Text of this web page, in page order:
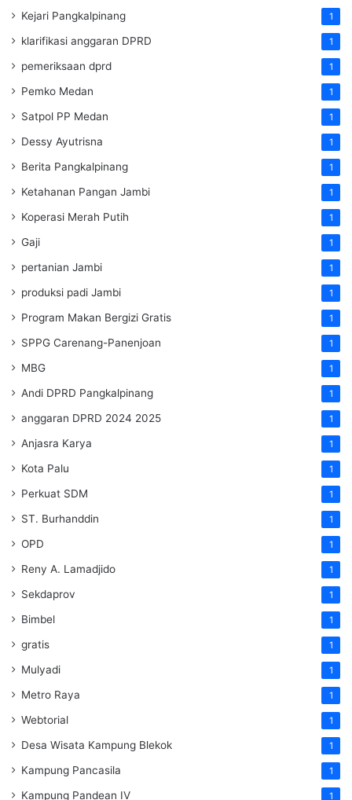
Kejari Pangkalpinang 1
klarifikasi anggaran DPRD 1
pemeriksaan dprd 1
Pemko Medan 1
Satpol PP Medan 1
Dessy Ayutrisna 1
Berita Pangkalpinang 1
Ketahanan Pangan Jambi 1
Koperasi Merah Putih 1
Gaji 1
pertanian Jambi 1
produksi padi Jambi 1
Program Makan Bergizi Gratis 1
SPPG Carenang-Panenjoan 1
MBG 1
Andi DPRD Pangkalpinang 1
anggaran DPRD 2024 2025 1
Anjasra Karya 1
Kota Palu 1
Perkuat SDM 1
ST. Burhanddin 1
OPD 1
Reny A. Lamadjido 1
Sekdaprov 1
Bimbel 1
gratis 1
Mulyadi 1
Metro Raya 1
Webtorial 1
Desa Wisata Kampung Blekok 1
Kampung Pancasila 1
Kampung Pandean IV 1